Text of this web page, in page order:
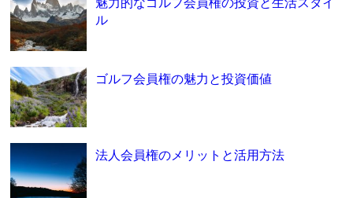
ル
ゴルフ会員権の魅力と投資価値
法人会員権のメリットと活用方法